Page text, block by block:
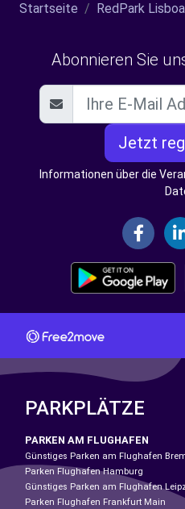
Startseite RedPark
Abonnieren Sie
Jetzt
Informationen über die
PARKPLÄTZE
PARKEN AM FLUGHAFEN
Günstiges Parken am Flughafen
Parken Flughafen Hamburg
Günstiges Parken am Flughafen
Parken Flughafen Frankfurt Main